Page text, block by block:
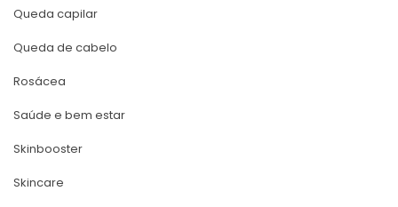
Queda capilar
Queda de cabelo
Rosácea
Saúde e bem estar
Skinbooster
Skincare